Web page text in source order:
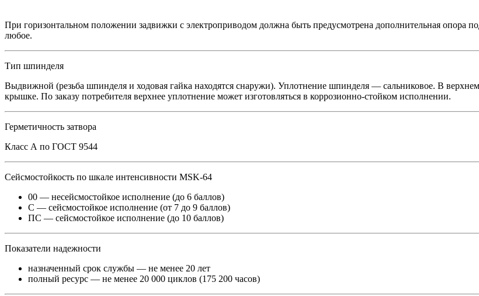
При горизонтальном положении задвижки с электроприводом должна быть предусмотрена дополнительная опора
любое.
Тип шпинделя
Выдвижной (резьба шпинделя и ходовая гайка находятся снаружи). Уплотнение шпинделя — сальниковое. В
крышке. По заказу потребителя верхнее уплотнение может изготовляться в коррозионно-стойком исполнении.
Герметичность затвора
Класс А по ГОСТ 9544
Сейсмостойкость по шкале интенсивности MSK-64
00 — несейсмостойкое исполнение (до 6 баллов)
С — сейсмостойкое исполнение (от 7 до 9 баллов)
ПС — сейсмостойкое исполнение (до 10 баллов)
Показатели надежности
назначенный срок службы — не менее 20 лет
полный ресурс — не менее 20 000 циклов (175 200 часов)